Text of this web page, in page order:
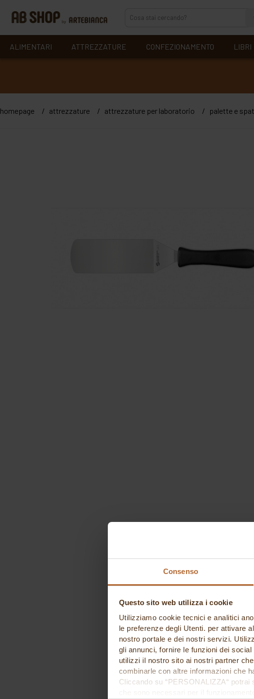
Consenso
Questo sito web utilizza i cookie
Utilizziamo cookie tecnici e analitici
le preferenze degli Utenti. per attivare
nostro portale e dei nostri servizi.
gli annunci, fornire le funzioni dei
utilizzi il nostro sito ai nostri partner
combinarle con altre informazioni che
Cliccando su “PERSONALIZZA“
ALIMENTARI ATTREZZATURE CONFEZIONAMENTO LIBRI
homepage attrezzature attrezzature per laboratorio palette e